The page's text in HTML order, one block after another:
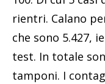
rientri. Calano
che sono 5.427,
test. In totale
tamponi. I